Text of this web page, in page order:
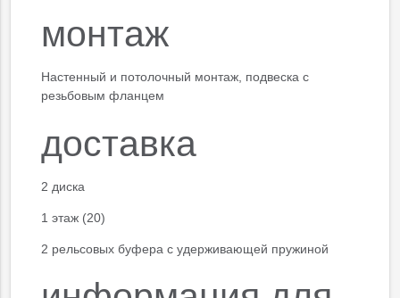
монтаж
Настенный и потолочный монтаж, подвеска с
резьбовым фланцем
доставка
2 диска
1 этаж (20)
2 рельсовых буфера с удерживающей пружиной